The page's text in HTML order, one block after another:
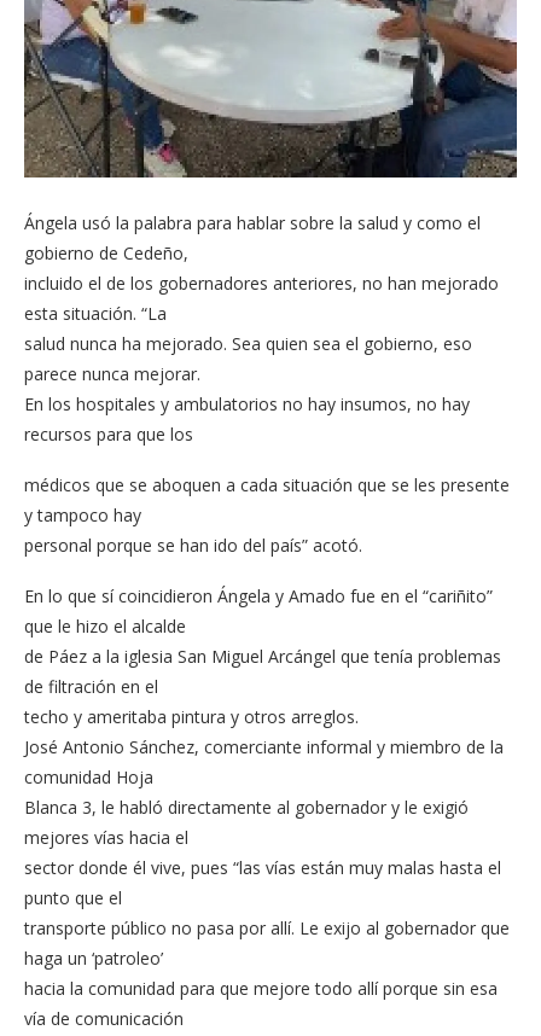
Ángela usó la palabra para hablar sobre la salud y como el
gobierno de Cedeño,
incluido el de los gobernadores anteriores, no han mejorado
esta situación. “La
salud nunca ha mejorado. Sea quien sea el gobierno, eso
parece nunca mejorar.
En los hospitales y ambulatorios no hay insumos, no hay
recursos para que los
médicos que se aboquen a cada situación que se les presente
y tampoco hay
personal porque se han ido del país” acotó.
En lo que sí coincidieron Ángela y Amado fue en el “cariñito”
que le hizo el alcalde
de Páez a la iglesia San Miguel Arcángel que tenía problemas
de filtración en el
techo y ameritaba pintura y otros arreglos.
José Antonio Sánchez, comerciante informal y miembro de la
comunidad Hoja
Blanca 3, le habló directamente al gobernador y le exigió
mejores vías hacia el
sector donde él vive, pues “las vías están muy malas hasta el
punto que el
transporte público no pasa por allí. Le exijo al gobernador que
haga un ‘patroleo’
hacia la comunidad para que mejore todo allí porque sin esa
vía de comunicación